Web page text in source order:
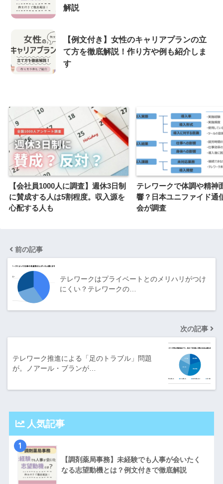
解説
【例文付き】女性のキャリアプランの立
て方を徹底解説！作り方や例も紹介しま
す
【会社員1000人に調査】週休3日制
に賛成する人は5割程度。収入源を
心配する人も
テレワークで体調や精神
響？日本ユニファイド通
会が調査
前の記事
テレワークはプライベートとのメリハリがつけ
にくい？テレワークの…
次の記事
テレワーク推進による「足のトラブル」問題
が。ノアール・ブランが…
人気記事
1
【調剤薬局事務】未経験でも人事が会いたく
なる志望動機とは？例文付きで徹底解説